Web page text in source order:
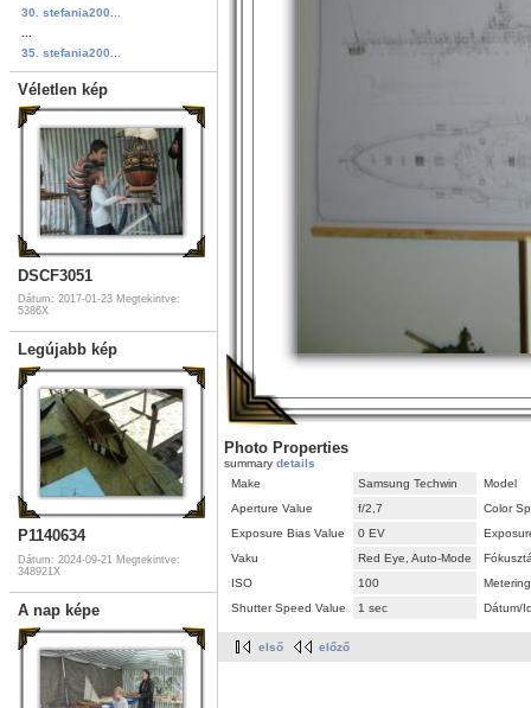
30. stefania200...
35. stefania200...
Véletlen kép
DSCF3051
Dátum: 2017-01-23 Megtekintve:
5386X
Legújabb kép
P1140634
Dátum: 2024-09-21 Megtekintve:
348921X
A nap képe
Photo Properties
summary details
Make
Samsung Techwin
Model
Aperture Value
f/2,7
Color
Exposure Bias Value
0 EV
Vaku
Red Eye, Auto-Mode
ISO
100
Shutter Speed Value
1 sec Dátum/
első előző